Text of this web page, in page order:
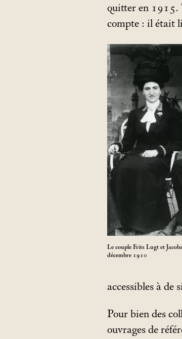
quitter en 1915.
compte : il était
Le couple Frits Lugt et
décembre 1910
accessibles à de
Pour bien des
ouvrages de